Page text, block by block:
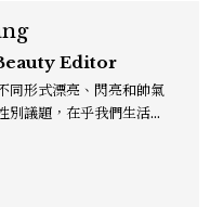
Editor
同形式漂亮、閃亮和帥氣
別議題，在乎我們生活的
hanyunc／Contac